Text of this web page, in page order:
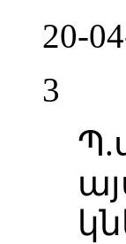
20-
3